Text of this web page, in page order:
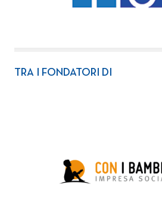
TRA I FONDATORI DI